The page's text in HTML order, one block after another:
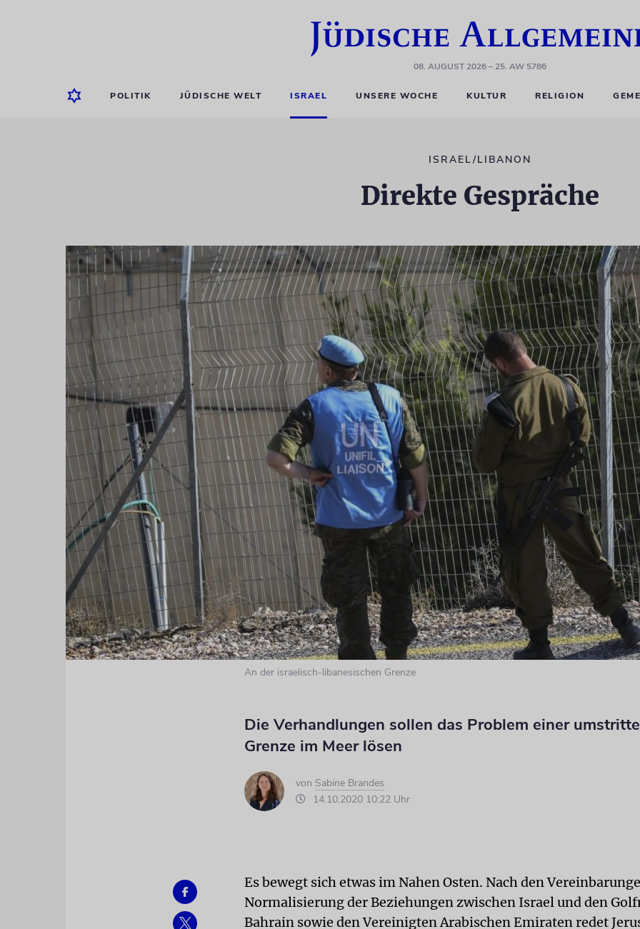
08. AUGUST 2026– 25. AW 5786
POLITIK JÜDISCHE WELT ISRAEL UNSERE WOCHE KULTUR RELIGION
ISRAEL/LIBANON
Direkte Gespräche
An der israelisch-libanesischen Grenze
Die Verhandlungen sollen das Problem einer
Grenze im Meer lösen
von Sabine Brandes
14.10.2020 10:22 Uhr
Es bewegt sich etwas im Nahen Osten. Nach den
Normalisierung der Beziehungen zwischen Israel und den
Bahrain sowie den Vereinigten Arabischen Emiraten redet